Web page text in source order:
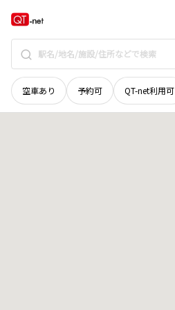
空車あり 予約可 QT-net利用可
栃木県